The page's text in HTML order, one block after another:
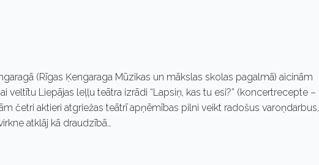
(Rīgas Ķengaraga Mūzikas un mākslas skolas pagalmā) aicinām
veltītu Liepājas leļļu teātra izrādi “Lapsiņ, kas tu esi?” (koncertrecepte –
četri aktieri atgriežas teātrī apņēmības pilni veikt radošus varoņdarbus,
atklāj kā draudzībā…